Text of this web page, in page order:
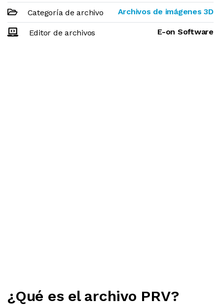
Categoría de archivo Archivos de imágenes 3D
Editor de archivos E-on Software
¿Qué es el archivo PRV?